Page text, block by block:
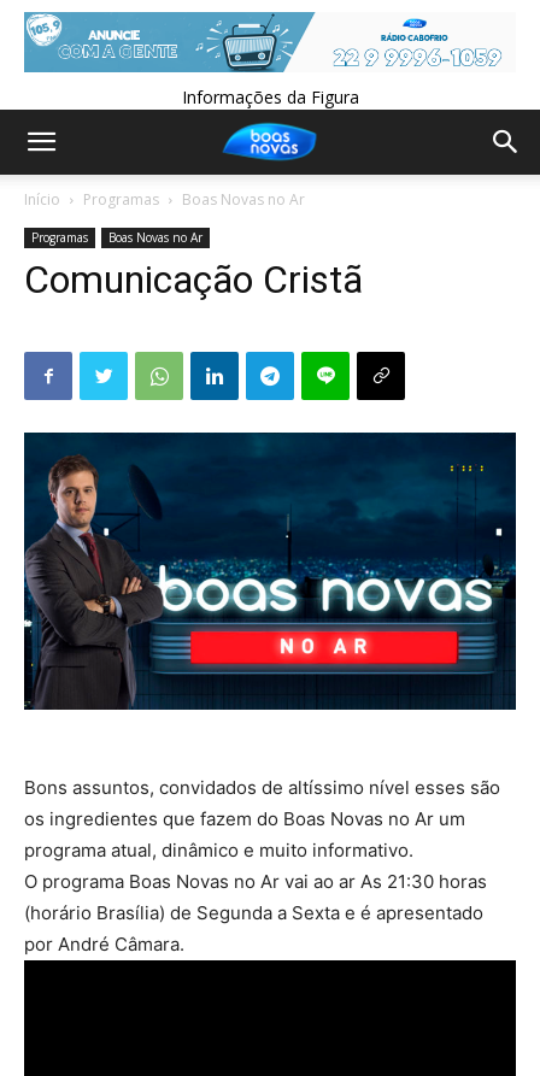
Informações da Figura
Início Programas Boas Novas no Ar
Programas Boas Novas no Ar
Comunicação Cristã
Bons assuntos, convidados de altíssimo nível esses são
os ingredientes que fazem do Boas Novas no Ar um
programa atual, dinâmico e muito informativo.
O programa Boas Novas no Ar vai ao ar As 21:30 horas
(horário Brasília) de Segunda a Sexta e é apresentado
por André Câmara.